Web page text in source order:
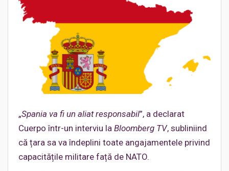
„Spania va fi un aliat responsabil”, a declarat
Cuerpo într-un interviu la Bloomberg TV, subliniind
că țara sa va îndeplini toate angajamentele privind
capacitățile militare față de NATO.